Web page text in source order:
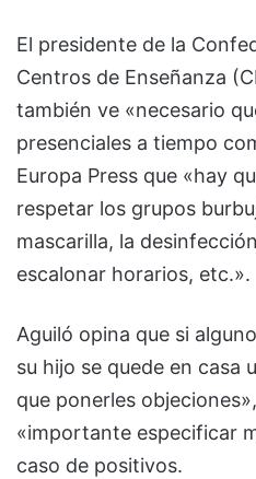
El presidente de la
Centros de Enseñanza
también ve «necesario
presenciales a tiempo
Europa Press que «hay
respetar los grupos
mascarilla, la
escalonar horarios, etc.».
Aguiló opina que si
su hijo se quede en casa
que ponerles
«importante especificar
caso de positivos.